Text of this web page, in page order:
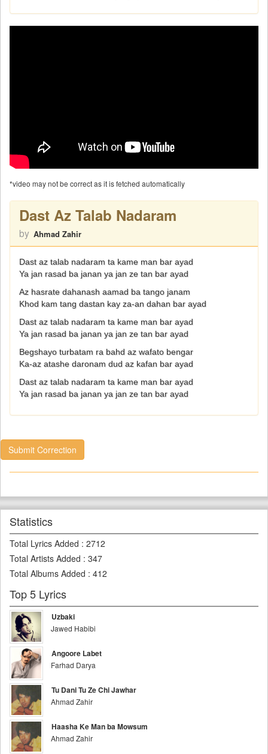
*video may not be correct as it is fetched automatically
Dast Az Talab Nadaram
by Ahmad Zahir
Dast az talab nadaram ta kame man bar ayad
Ya jan rasad ba janan ya jan ze tan bar ayad
Az hasrate dahanash aamad ba tango janam
Khod kam tang dastan kay za-an dahan bar ayad
Dast az talab nadaram ta kame man bar ayad
Ya jan rasad ba janan ya jan ze tan bar ayad
Begshayo turbatam ra bahd az wafato bengar
Ka-az atashe daronam dud az kafan bar ayad
Dast az talab nadaram ta kame man bar ayad
Ya jan rasad ba janan ya jan ze tan bar ayad
Submit Correction
Statistics
Total Lyrics Added : 2712
Total Artists Added : 347
Total Albums Added : 412
Top 5 Lyrics
Uzbaki
Jawed Habibi
Angoore Labet
Farhad Darya
Tu Dani Tu Ze Chi Jawhar
Ahmad Zahir
Haasha Ke Man ba Mowsum
Ahmad Zahir